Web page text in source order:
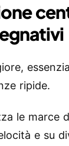
ripide.
le marce
e su